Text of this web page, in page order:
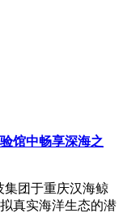
馆中畅享深海之
集团于重庆汉海鲸
真实海洋生态的潜